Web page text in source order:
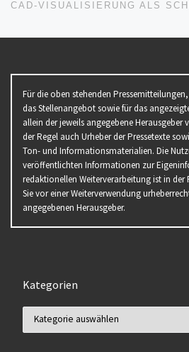
Für die oben stehenden
das Stellenangebot sowie für das
allein der jeweils angegebene Herausgeber
der Regel auch Urheber der Pressetexte
Ton- und Informationsmaterialien. Die
veröffentlichten Informationen zur
redaktionellen Weiterverarbeitung ist in der
Sie vor einer Weiterverwendung
angegebenen Herausgeber.
Kategorien